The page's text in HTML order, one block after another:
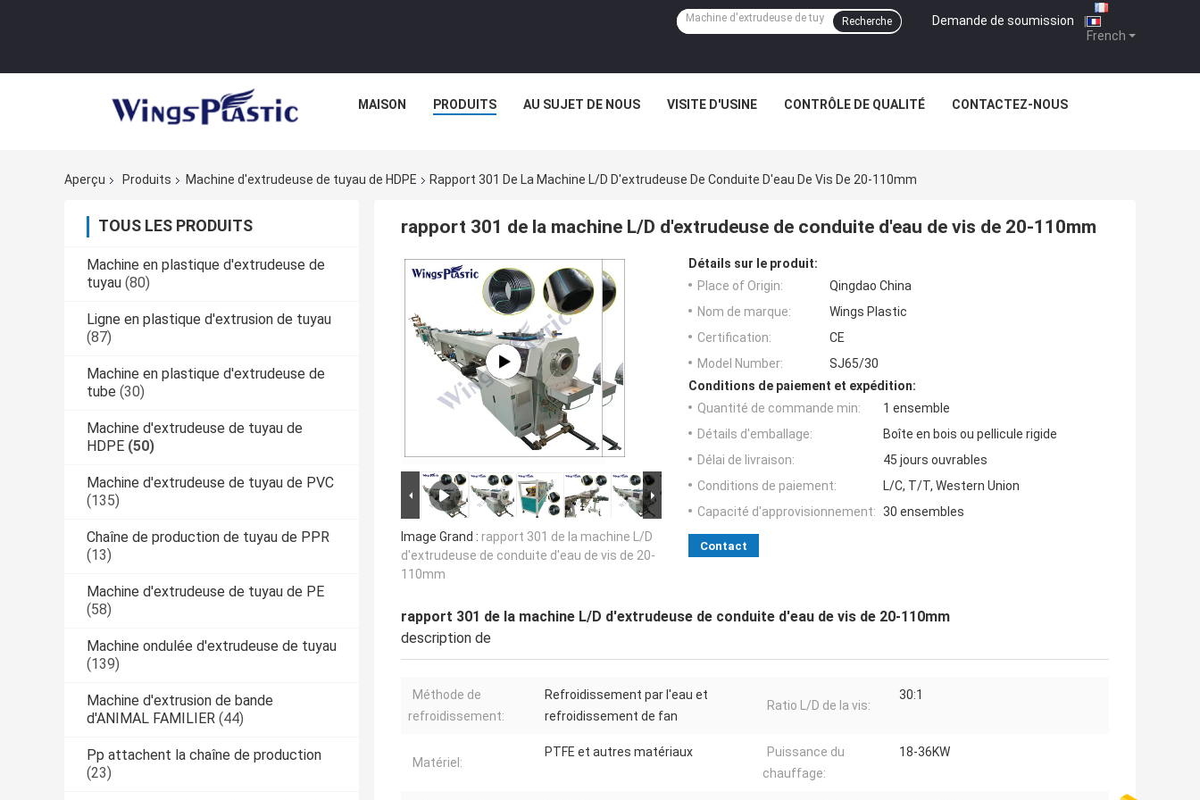
French
Demande de soumission |
Recherche
MAISON PRODUITS AU SUJET DE NOUS VISITE D'USINE CONTRÔLE DE QUALITÉ CONTACTEZ-NOUS
Aperçu Produits Machine d'extrudeuse de tuyau de HDPE Rapport 301 De La Machine L/D D'extrudeuse De Conduite D'eau De Vis De 20-110mm
TOUS LES PRODUITS
Machine en plastique d'extrudeuse de
tuyau (80)
Ligne en plastique d'extrusion de tuyau
(87)
Machine en plastique d'extrudeuse de
tube (30)
Machine d'extrudeuse de tuyau de
HDPE (50)
Machine d'extrudeuse de tuyau de PVC
(135)
Chaîne de production de tuyau de PPR
(13)
Machine d'extrudeuse de tuyau de PE
(58)
Machine ondulée d'extrudeuse de tuyau
(139)
Machine d'extrusion de bande
d'ANIMAL FAMILIER (44)
Pp attachent la chaîne de production
(23)
rapport 301 de la machine L/D d'extrudeuse de conduite d'eau de vis de 20-110mm
Image Grand : rapport 301 de la machine L/D
d'extrudeuse de conduite d'eau de vis de 20-
110mm
Détails sur le produit:
Place of Origin:
Qingdao China
Nom de marque:
Wings Plastic
Certification:
CE
Model Number:
SJ65/30
Conditions de paiement et expédition:
Quantité de commande min:
1 ensemble
Détails d'emballage:
Boîte en bois ou pellicule rigide
Délai de livraison:
45 jours ouvrables
Conditions de paiement:
L/C, T/T, Western Union
Capacité d'approvisionnement: 30 ensembles
Contact
rapport 301 de la machine L/D d'extrudeuse de conduite d'eau de vis de 20-110mm
description de
Méthode de
refroidissement:
Refroidissement par l'eau et
refroidissement de fan
Ratio L/D de la vis:
30:1
Matériel:
PTFE et autres matériaux
Puissance du
chauffage:
18-36KW